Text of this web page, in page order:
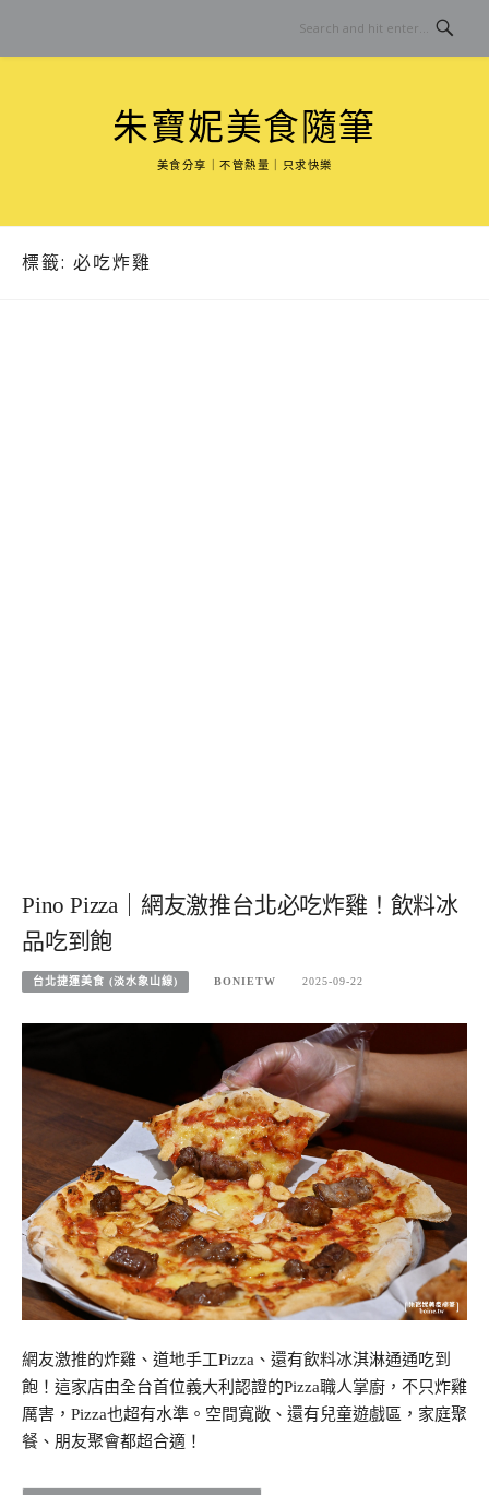
content
朱寶妮美食隨筆
美食分享｜不管熱量｜只求快樂
標籤: 必吃炸雞
Pino Pizza｜網友激推台北必吃炸雞！飲料冰
品吃到飽
台北捷運美食 (淡水象山線) BONIETW 2025-09-22
網友激推的炸雞、道地手工Pizza、還有飲料冰淇淋通通吃到
飽！這家店由全台首位義大利認證的Pizza職人掌廚，不只炸雞
厲害，Pizza也超有水準。空間寬敞、還有兒童遊戲區，家庭聚
餐、朋友聚會都超合適！